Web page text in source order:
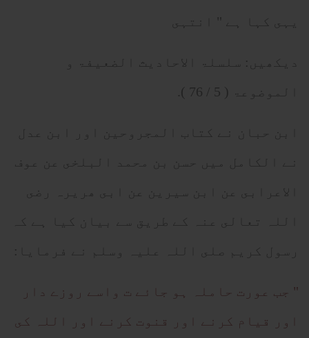
يہى كہا ہے " انتہى
ديكھيں: سلسلۃ الاحاديث الضعيفۃ و
الموضوعۃ ( 5 / 76 ).
ابن حبان نے كتاب المجروحين اور ابن عدل
نے الكامل ميں حسن بن محمد البلخى عن عوف
الاعرابى عن ابن سيرين عن ابى ھريرہ رضى
اللہ تعالى عنہ كے طريق سے بيان كيا ہے كہ
رسول كريم صلى اللہ عليہ وسلم نے فرمايا:
" جب عورت حاملہ ہو جائے ت واسے روزے دار
اور قيام كرنے اور قنوت كرنے اور اللہ كى